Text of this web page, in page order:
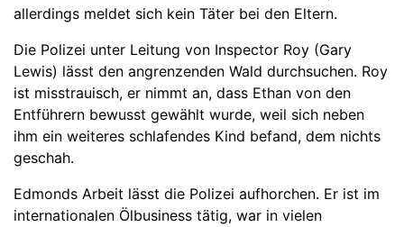
allerdings meldet sich kein Täter bei den Eltern.
Die Polizei unter Leitung von Inspector Roy (Gary
Lewis) lässt den angrenzenden Wald durchsuchen. Roy
ist misstrauisch, er nimmt an, dass Ethan von den
Entführern bewusst gewählt wurde, weil sich neben
ihm ein weiteres schlafendes Kind befand, dem nichts
geschah.
Edmonds Arbeit lässt die Polizei aufhorchen. Er ist im
internationalen Ölbusiness tätig, war in vielen